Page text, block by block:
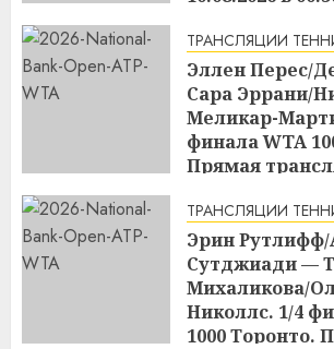
ТРАНСЛЯЦИИ
Эллен Перес/
Сара Эррани/
Меликар-
финала WTA
Прямая
17:03 09.08.2026
ТРАНСЛЯЦИИ
Эрин
Сутджиади —
Михаликова/
Николлс. 1/4
1000 Торонто.